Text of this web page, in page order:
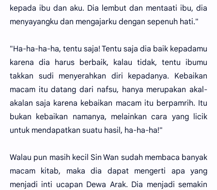
kepada ibu dan aku. Dia lembut dan mentaati ibu, dia
menyayangku dan mengajarku dengan sepenuh hati."
"Ha-ha-ha-ha, tentu saja! Tentu saja dia baik kepadamu
karena dia harus berbaik, kalau tidak, tentu ibumu
takkan sudi menyerahkan diri kepadanya. Kebaikan
macam itu datang dari nafsu, hanya merupakan akal-
akalan saja karena kebaikan macam itu berpamrih. Itu
bukan kebaikan namanya, melainkan cara yang licik
untuk mendapatkan suatu hasil, ha-ha-ha!"
Walau pun masih kecil Sin Wan sudah membaca banyak
macam kitab, maka dia dapat mengerti apa yang
menjadi inti ucapan Dewa Arak. Dia menjadi semakin